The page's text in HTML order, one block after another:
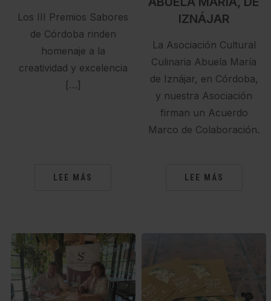
Los III Premios Sabores
de Córdoba rinden
homenaje a la
creatividad y excelencia
[…]
LEE MÁS
IZNÁJAR
La Asociación Cultural
Culinaria Abuela María
de Iznájar, en Córdoba,
y nuestra Asociación
firman un Acuerdo
Marco de Colaboración.
LEE MÁS